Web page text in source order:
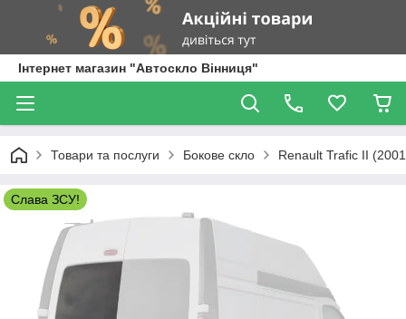
Інтернет магазин "Автоскло Вінниця"
Товари та послуги Бокове скло Renault Trafic II
Слава ЗСУ!